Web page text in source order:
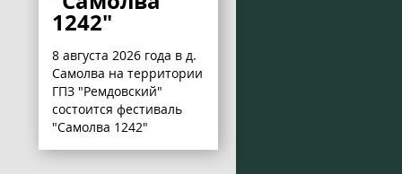
1242"
8 августа 2026 года в д.
Самолва на территории
ГПЗ "Ремдовский"
состоится фестиваль
"Самолва 1242"